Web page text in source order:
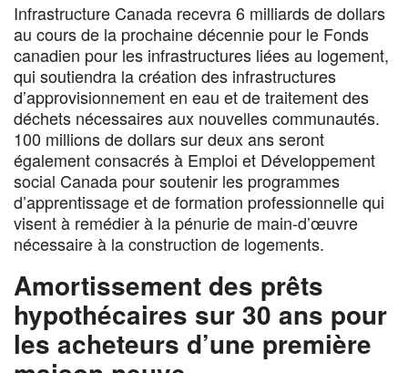
Infrastructure Canada recevra 6 milliards de dollars
au cours de la prochaine décennie pour le Fonds
canadien pour les infrastructures liées au logement,
qui soutiendra la création des infrastructures
d’approvisionnement en eau et de traitement des
déchets nécessaires aux nouvelles communautés.
100 millions de dollars sur deux ans seront
également consacrés à Emploi et Développement
social Canada pour soutenir les programmes
d’apprentissage et de formation professionnelle qui
visent à remédier à la pénurie de main-d’œuvre
nécessaire à la construction de logements.
Amortissement des prêts
hypothécaires sur 30 ans pour
les acheteurs d’une première